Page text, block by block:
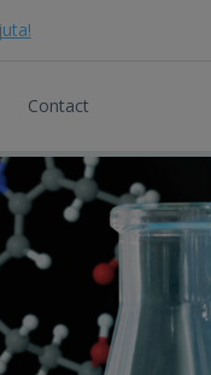
Contact